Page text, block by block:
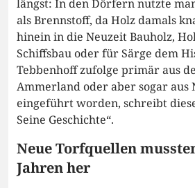
längst: In den Dörfern nutzte
als Brennstoff, da Holz damals
hinein in die Neuzeit Bauholz,
Schiffsbau oder für Särge dem
Tebbenhoff zufolge primär aus
Ammerland oder aber sogar aus
eingeführt worden, schreibt
Seine Geschichte“.
Neue Torfquellen
Jahren her